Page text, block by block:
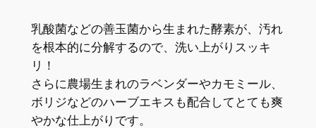
乳酸菌などの善玉菌から生まれた酵素が、汚れ
を根本的に分解するので、洗い上がりスッキ
リ！
さらに農場生まれのラベンダーやカモミール、
ボリジなどのハーブエキスも配合してとても爽
やかな仕上がりです。